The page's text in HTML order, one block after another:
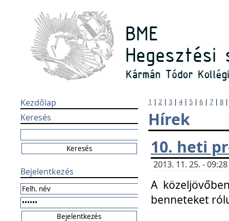
Kezdőlap
Keresés
Bejelentkezés
1 | 2 | 3 | 4| 5 | 6 | 7 | 8
Hírek
10. heti
2013. 11. 25. -
A
benneteket